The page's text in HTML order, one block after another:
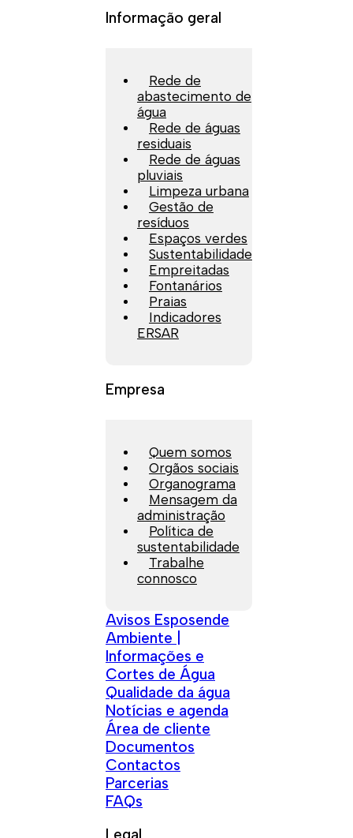
Informação geral
Rede de
abastecimento de
água
Rede de águas
residuais
Rede de águas
pluviais
Limpeza urbana
Gestão de
resíduos
Espaços verdes
Sustentabilidade
Empreitadas
Fontanários
Praias
Indicadores
ERSAR
Empresa
Quem somos
Orgãos sociais
Organograma
Mensagem da
administração
Política de
sustentabilidade
Trabalhe
connosco
Avisos Esposende
Ambiente |
Informações e
Cortes de Água
Qualidade da água
Notícias e agenda
Área de cliente
Documentos
Contactos
Parcerias
FAQs